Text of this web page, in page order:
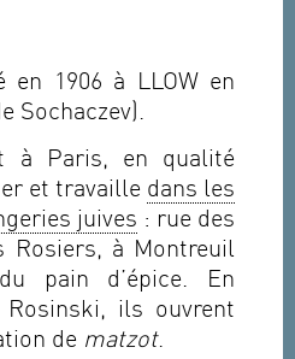
en 1906 à LLOW en
Sochaczev).
à Paris, en qualité
et travaille dans les
juives : rue des
Rosiers, à Montreuil
pain d’épice. En
Rosinski, ils ouvrent
de matzot.